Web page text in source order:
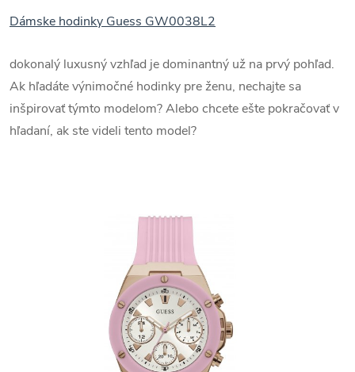
Dámske hodinky Guess GW0038L2
dokonalý luxusný vzhľad je dominantný už na prvý pohľad.
Ak hľadáte výnimočné hodinky pre ženu, nechajte sa
inšpirovať týmto modelom? Alebo chcete ešte pokračovať v
hľadaní, ak ste videli tento model?